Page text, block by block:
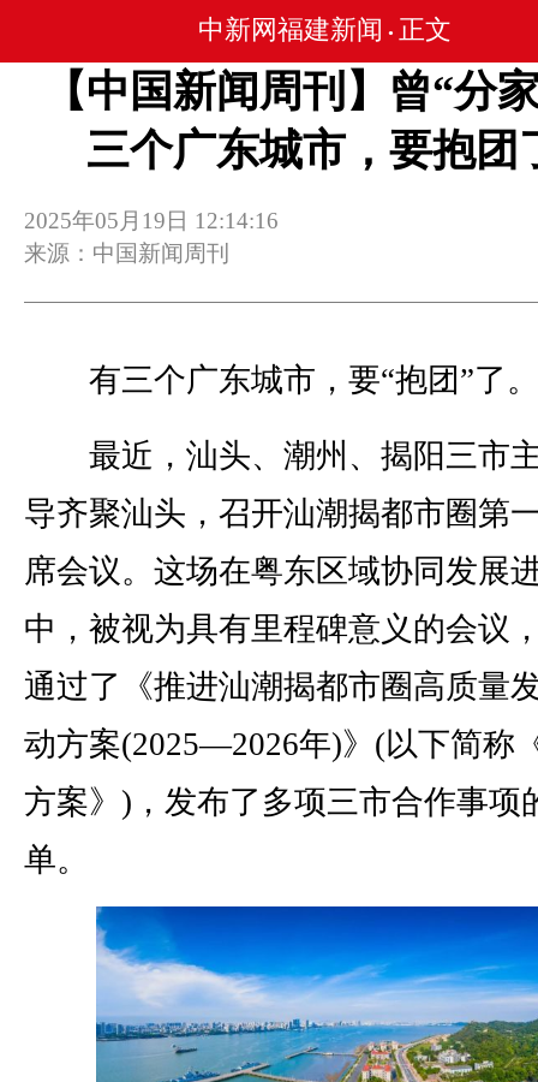
中新网福建新闻 • 正文
【中国新闻周刊】曾“分
三个广东城市，要抱团
2025年05月19日 12:14:16
来源：中国新闻周刊
有三个广东城市，要“抱团”了。
最近，汕头、潮州、揭阳三市
导齐聚汕头，召开汕潮揭都市圈第
席会议。这场在粤东区域协同发展
中，被视为具有里程碑意义的会议
通过了《推进汕潮揭都市圈高质量
动方案(2025—2026年)》(以下简称
方案》)，发布了多项三市合作事项
单。